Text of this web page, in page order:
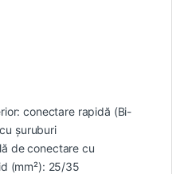
conectare rapidă (Bi-
șuruburi
de conectare cu
(mm²): 25/35